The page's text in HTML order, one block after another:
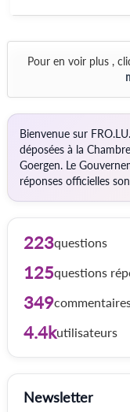
Pour en voir plus ,
Bienvenue sur
déposées à la
Goergen. Le
réponses officielles
223questions
125questions
349
4.4kutilisateurs
Newsletter